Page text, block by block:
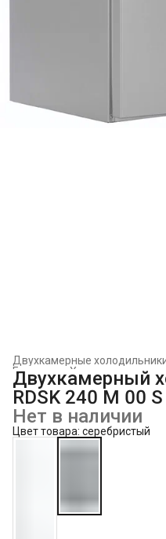
Двухкамерные
Холодильники и
Главная
Двухкамерный
RDSK 240 M 00 S
Нет в наличии
Цвет товара: серебристый